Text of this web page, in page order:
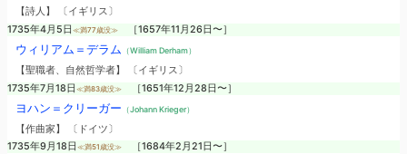
【詩人】 〔イギリス〕
1735年4月5日 ≪満77歳没≫ ［1657年11月26日〜］
ウィリアム＝デラム （William Derham）
【聖職者、自然哲学者】 〔イギリス〕
1735年7月18日 ≪満83歳没≫ ［1651年12月28日〜］
ヨハン＝クリーガー （Johann Krieger）
【作曲家】 〔ドイツ〕
1735年9月18日 ≪満51歳没≫ ［1684年2月21日〜］